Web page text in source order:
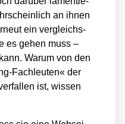
an ihnen
ein ver­gleichs­
es gehen muss –
War­um von den
Fach­leu­ten« der
ist, wis­sen